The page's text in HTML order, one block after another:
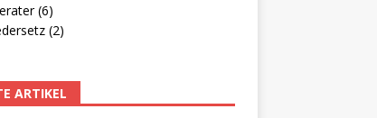
(6)
(2)
ARTIKEL